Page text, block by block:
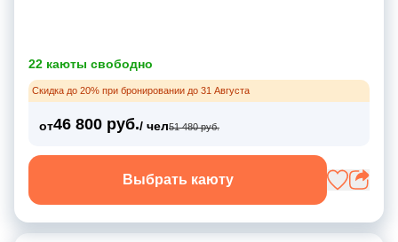
22 каюты свободно
Скидка до 20% при бронировании до 31 Августа
от46 800 руб./ чел51 480 руб.
Выбрать каюту